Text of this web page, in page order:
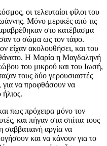
οι τελευταίοι φίλοι του
Μόνο μερικές από τις
στο κατέβασμα
το σώμα ως τον τάφο.
είχαν ακολουθήσει, και του
θάνατο. Η Μαρία η Μαγδαληνή
του μικρού και του Ιωσή,
τους δύο γερουσιαστές
για να προφθάσουν να
πως πρόχειρα μόνο τον
και πήγαν στα σπίτια τους
σαββατιανή αργία να
και να κάνουν για το